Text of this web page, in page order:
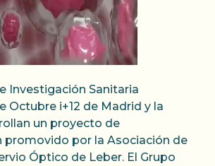
Investigación Sanitaria
Octubre i+12 de Madrid y la
un proyecto de
promovido por la Asociación de
Óptico de Leber. El Grupo